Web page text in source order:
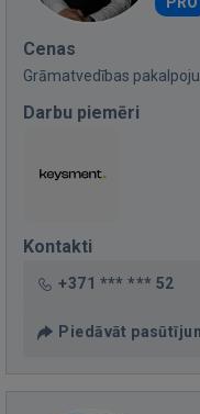
Cenas
Grāmatvedības
Darbu piemēri
Kontakti
+371 *** *** 52
Piedāvāt